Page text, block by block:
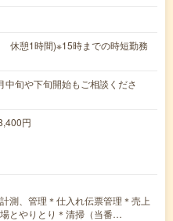
休憩1時間)※15時までの時短勤務
旬や下旬開始もご相談くださ
円
測、管理＊仕入れ伝票管理＊売上
とやりとり＊清掃（当番…